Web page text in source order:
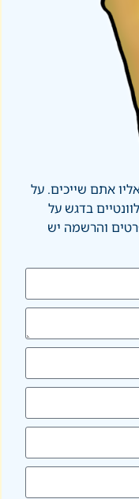
אתם שייכים. על
בדגש על
והרשמה יש